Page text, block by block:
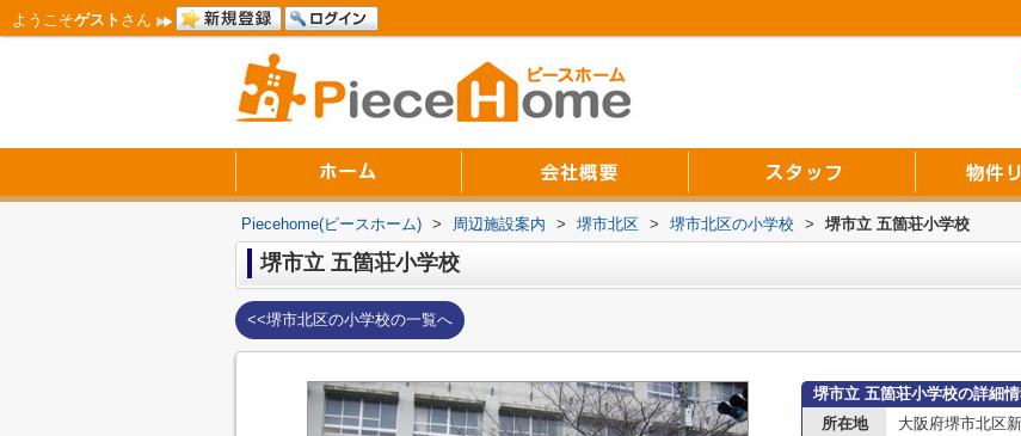
ようこそゲスト さん
Piecehome(ピースホーム) > 周辺施設案内 > 堺市北区 > 堺市北区の小学校 > 堺市立 五箇荘小学校
堺市立 五箇荘小学校
<<堺市北区の小学校の一覧へ
堺市立 五箇荘小学校の詳細
所在地
大阪府堺市北区